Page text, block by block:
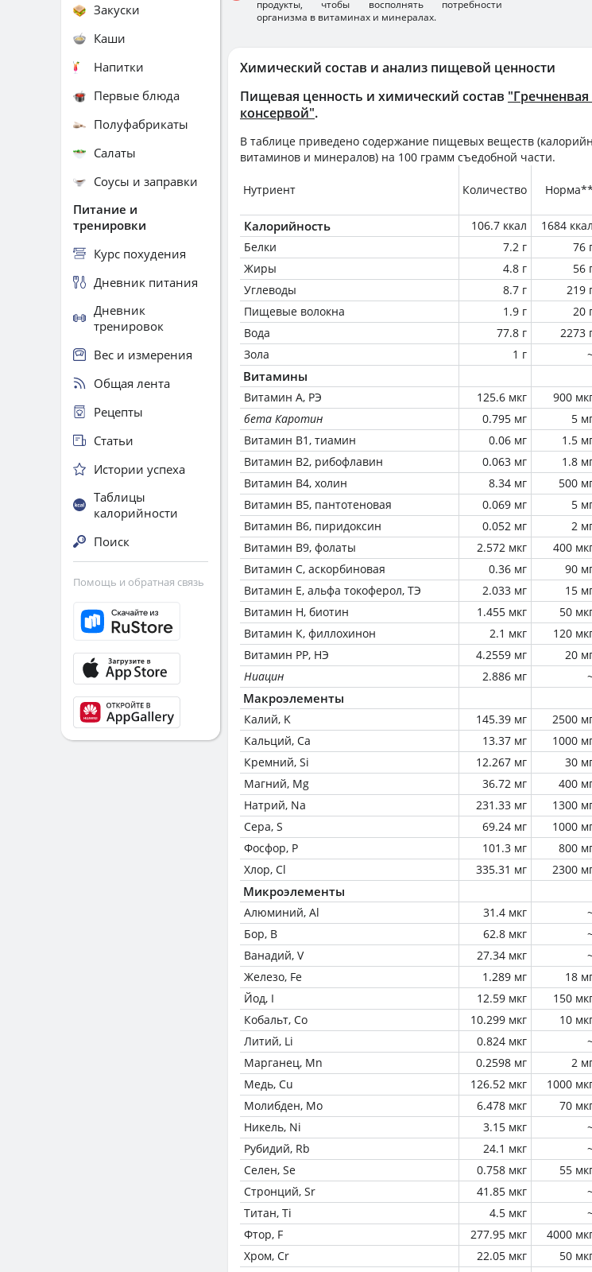
Химический состав и анализ пищевой ценности
Пищевая ценность и химический состав
консервой".
В таблице приведено содержание пищевых веществ
витаминов и минералов) на 100 грамм съедобной части.
Нутриент Количество Норма**
Калорийность 106.7 ккал 1684 ккал
Белки
7.2 г 76
Жиры
4.8 г 56
Углеводы
8.7 г 219
Пищевые волокна
1.9 г 20
Вода
77.8 г 2273
Зола
1 г
Витамины
Витамин А, РЭ 125.6 мкг 900
бета Каротин
0.795 мг 5
Витамин В1, тиамин
0.06 мг 1.5
Витамин В2, рибофлавин
0.063 мг 1.8
Витамин В4, холин
8.34 мг 500
Витамин В5, пантотеновая
0.069 мг 5
Витамин В6, пиридоксин
0.052 мг 2
Витамин В9, фолаты
2.572 мкг 400
Витамин C, аскорбиновая
0.36 мг 90
Витамин Е, альфа токоферол, ТЭ
2.033 мг 15
Витамин Н, биотин
1.455 мкг 50
Витамин К, филлохинон
2.1 мкг 120
Витамин РР, НЭ
4.2559 мг 20
Ниацин
2.886 мг
Макроэлементы
Калий, K 145.39 мг 2500
Кальций, Ca
13.37 мг 1000
Кремний, Si
12.267 мг 30
Магний, Mg
36.72 мг 400
Натрий, Na
231.33 мг 1300
Сера, S
69.24 мг 1000
Фосфор, P
101.3 мг 800
Хлор, Cl
335.31 мг 2300
Микроэлементы
Алюминий, Al 31.4 мкг
Бор, B
62.8 мкг
Ванадий, V
27.34 мкг
Железо, Fe
1.289 мг 18
Йод, I
12.59 мкг 150
Кобальт, Co
10.299 мкг 10
Литий, Li
0.824 мкг
Марганец, Mn
0.2598 мг 2
Медь, Cu
126.52 мкг 1000
Молибден, Mo
6.478 мкг 70
Никель, Ni
3.15 мкг
Рубидий, Rb
24.1 мкг
Селен, Se
0.758 мкг 55
Стронций, Sr
41.85 мкг
Титан, Ti
4.5 мкг
Фтор, F
277.95 мкг 4000
Хром, Cr
22.05 мкг 50
продукты, чтобы восполнять потребности
организма в витаминах и минералах.
Закуски
Каши
Напитки
Первые блюда
Полуфабрикаты
Салаты
Соусы и заправки
Питание и
тренировки
Курс похудения
Дневник питания
Дневник
тренировок
Вес и измерения
Общая лента
Рецепты
Статьи
Истории успеха
Таблицы
калорийности
Поиск
Помощь и обратная связь